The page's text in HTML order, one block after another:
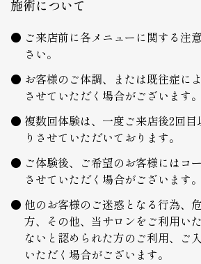
施術について
ご来店前に各メニューに関する注
さい。
お客様のご体調、または既往症に
させていただく場合がございます。
複数回体験は、一度ご来店後2回
りさせていただいております。
ご体験後、ご希望のお客様にはコ
させていただく場合がございます。
他のお客様のご迷惑となる行為、
方、その他、当サロンをご利用い
ないと認められた方のご利用、ご
いただく場合がございます。